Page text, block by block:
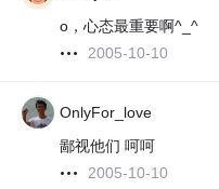
o，心态最重要啊^_^
2005-10-10
OnlyFor_love
鄙视他们 呵呵
2005-10-10